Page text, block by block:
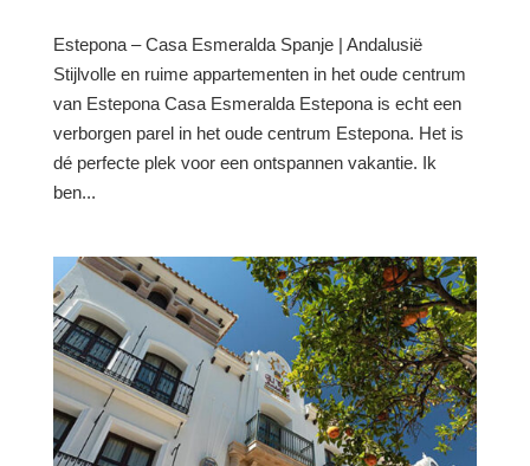
Estepona – Casa Esmeralda Spanje | Andalusië
Stijlvolle en ruime appartementen in het oude centrum
van Estepona Casa Esmeralda Estepona is echt een
verborgen parel in het oude centrum Estepona. Het is
dé perfecte plek voor een ontspannen vakantie. Ik
ben...